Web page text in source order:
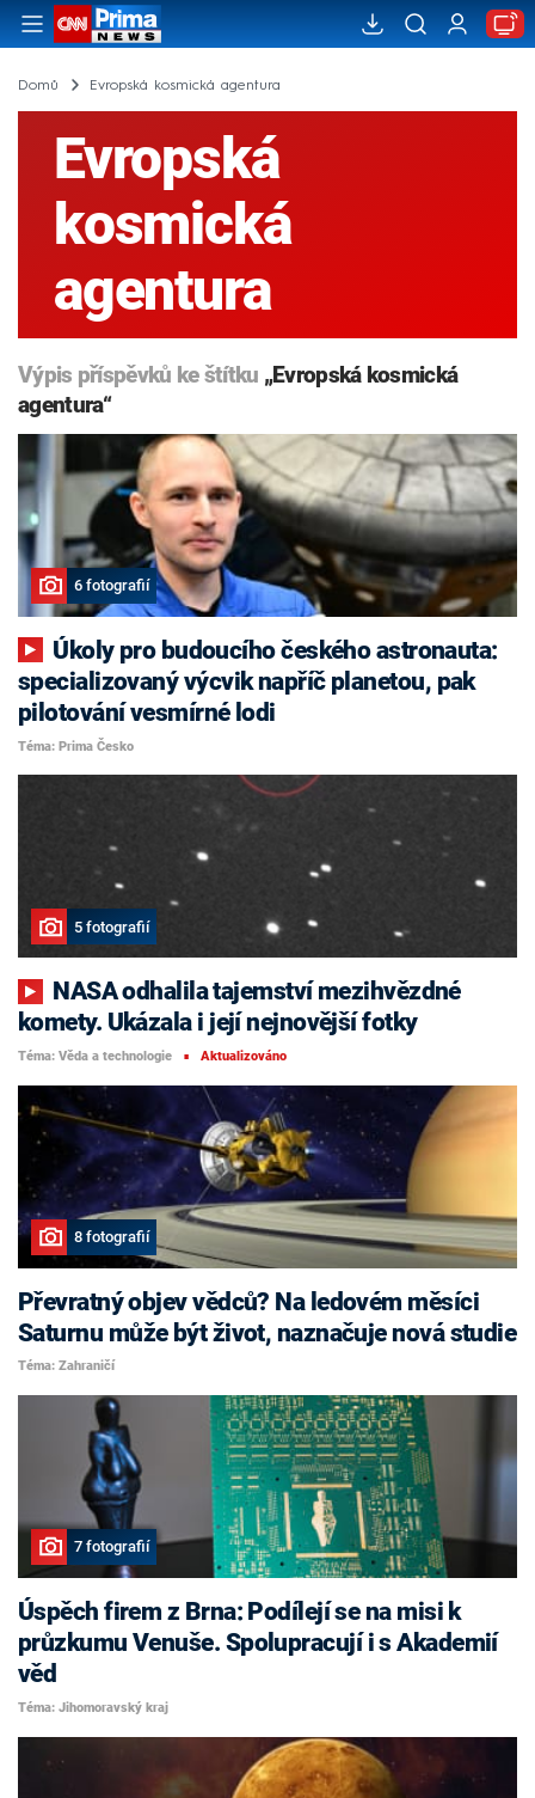
Domů Evropská kosmická agentura
Evropská
kosmická
agentura
Výpis příspěvků ke štítku „Evropská kosmická
agentura“
6 fotografií
specializovaný výcvik napříč planetou, pak
pilotování vesmírné lodi
Téma: Prima Česko
5 fotografií
komety. Ukázala i její nejnovější fotky
Téma: Věda a technologie ■ Aktualizováno
8 fotografií
Převratný objev vědců? Na ledovém měsíci
Saturnu může být život, naznačuje nová studie
Téma: Zahraničí
7 fotografií
Úspěch firem z Brna: Podílejí se na misi k
průzkumu Venuše. Spolupracují i s Akademií
věd
Téma: Jihomoravský kraj